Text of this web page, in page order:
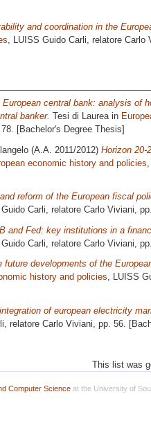
and coordination in the
, LUISS Guido Carli, relatore Carlo
European central bank: analysis of
banker. Tesi di Laurea in
[Bachelor's Degree Thesis]
(A.A. 2011/2012) Horizon 20-
economic history and policies
reform of the European fiscal
Carli, relatore Carlo Viviani,
and Fed: key institutions in a
Guido Carli, relatore Carlo Viviani ,
future developments of the
history and policies, LUISS
of european electricity
relatore Carlo Viviani , pp. 56.
This list was
Computer Scienceat the University of